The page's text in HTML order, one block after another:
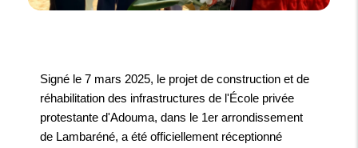
Signé le 7 mars 2025, le projet de construction et de
réhabilitation des infrastructures de l'École privée
protestante d'Adouma, dans le 1er arrondissement
de Lambaréné, a été officiellement réceptionné